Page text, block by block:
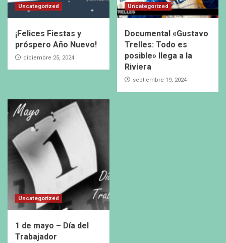
Uncategorized
¡Felices Fiestas y
próspero Año Nuevo!
diciembre 25, 2024
Uncategorized
Documental «Gustavo
Trelles: Todo es
posible» llega a la
Riviera
septiembre 19, 2024
Uncategorized
1 de mayo – Día del
Trabajador